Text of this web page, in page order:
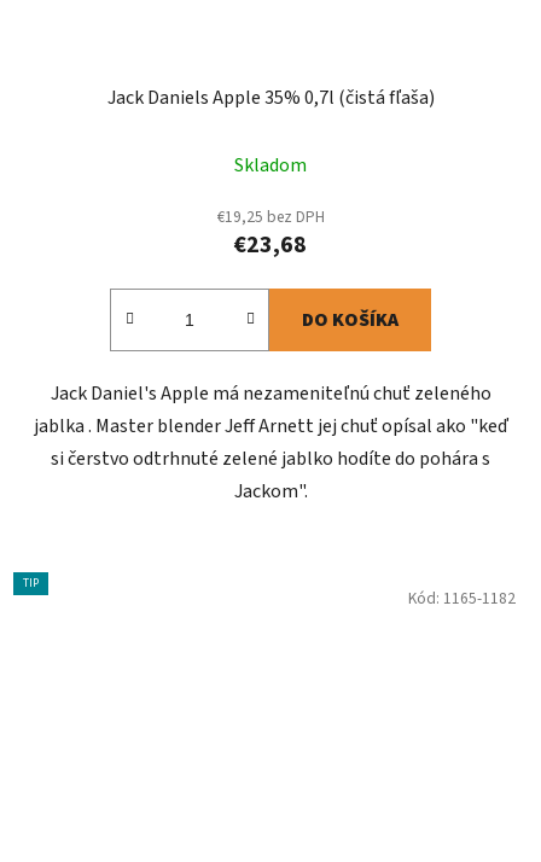
Jack Daniels Apple 35% 0,7l (čistá fľaša)
Skladom
€19,25 bez DPH
€23,68
DO KOŠÍKA
Jack Daniel's Apple má nezameniteľnú chuť zeleného
jablka . Master blender Jeff Arnett jej chuť opísal ako "keď
si čerstvo odtrhnuté zelené jablko hodíte do pohára s
Jackom".
TIP
Kód: 1165-1182